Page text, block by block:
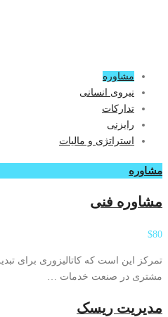
مشاوره
نیروی انسانی
تدارکات
رایزنی
استراتژی و مالیات
مشاوره
مشاوره فنی
$80
تمرکز این است که کاتالیزوری برای
مشتری در صنعت خدمات …
مدیریت ریسک